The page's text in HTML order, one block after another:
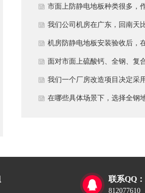
板？
市面上防静电地板种类很多，
为采购方，我们该如何鉴别地
的质量好坏？所谓的“系统电
阻”为什么很重要？
我们公司机房在广东，回南天
较潮湿，这种环境下使用防静
地板要注意什么？日常维护有
些要点？
机房防静电地板安装验收后，
日常运维中常常被忽视。请问
一套规范的、可操作的维护规
应包含哪些内容？有哪些“小问
面对市面上硫酸钙、全钢、复
等多种类型的机房防静电地板
我们该如何科学选型？除了预
我们一个厂房改造项目决定采
全钢防静电地板。听说它的安
维护制度来保障其长期稳定运
在哪些具体场景下，选择全钢

联系QQ：
812077610